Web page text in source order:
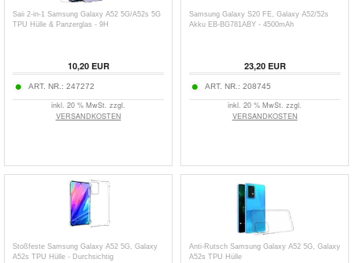
Saii 2-in-1 Samsung Galaxy A52 5G/A52s 5G
TPU Hülle & Panzerglas - 9H
10,20EUR
ART. NR.: 247272
inkl. 20 % MwSt. zzgl.
VERSANDKOSTEN
Samsung Galaxy S20 FE, Galaxy A52/52s
Akku EB-BG781ABY - 4500mAh
23,20EUR
ART. NR.: 208745
inkl. 20 % MwSt. zzgl.
VERSANDKOSTEN
Stoßfeste Samsung Galaxy A52 5G, Galaxy
A52s TPU Hülle - Durchsichtig
Anti-Rutsch Samsung Galaxy A52 5G, Galaxy
A52s TPU Hülle